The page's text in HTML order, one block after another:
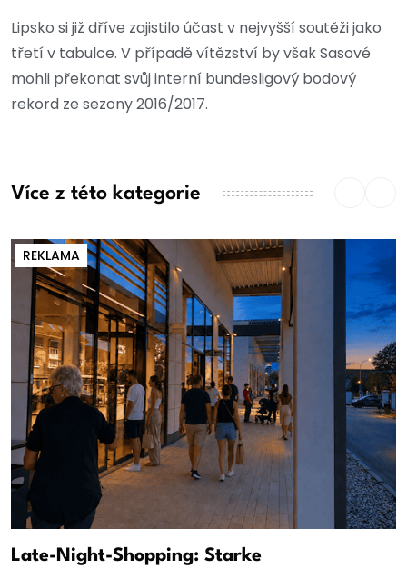
Lipsko si již dříve zajistilo účast v nejvyšší soutěži jako
třetí v tabulce. V případě vítězství by však Sasové
mohli překonat svůj interní bundesligový bodový
rekord ze sezony 2016/2017.
Více z této kategorie
REKLAMA
Late-Night-Shopping: Starke